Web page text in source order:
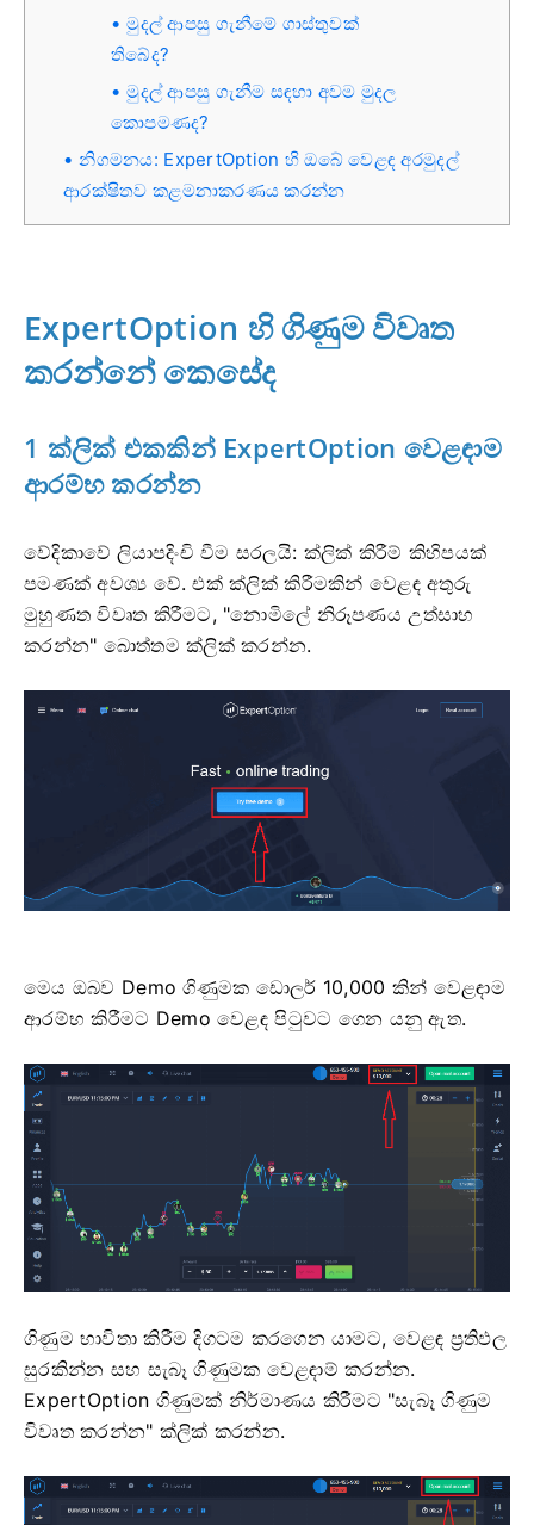
මුදල් ආපසු ගැනීමේ ගාස්තුවක්
තිබේද?
මුදල් ආපසු ගැනීම සඳහා අවම මුදල
කොපමණද?
නිගමනය: ExpertOption හි ඔබේ වෙළඳ අරමුදල්
ආරක්ෂිතව කළමනාකරණය කරන්න
ExpertOption හි ගිණුම විවෘත
කරන්නේ කෙසේද
1 ක්ලික් එකකින් ExpertOption වෙළඳාම
ආරම්භ කරන්න
වේදිකාවේ ලියාපදිංචි වීම සරලයි: ක්ලික් කිරීම් කිහිපයක්
පමණක් අවශ්‍ය වේ. එක් ක්ලික් කිරීමකින් වෙළඳ අතුරු
මුහුණත විවෘත කිරීමට, "නොමිලේ නිරූපණය උත්සාහ
කරන්න" බොත්තම ක්ලික් කරන්න.
මෙය ඔබව Demo ගිණුමක ඩොලර් 10,000 කින් වෙළඳාම
ආරම්භ කිරීමට Demo වෙළඳ පිටුවට ගෙන යනු ඇත.
ගිණුම භාවිතා කිරීම දිගටම කරගෙන යාමට, වෙළඳ ප්‍රතිඵල
සුරකින්න සහ සැබෑ ගිණුමක වෙළඳාම් කරන්න.
ExpertOption ගිණුමක් නිර්මාණය කිරීමට "සැබෑ ගිණුම
විවෘත කරන්න" ක්ලික් කරන්න.